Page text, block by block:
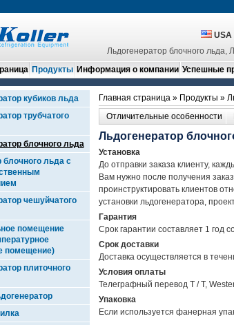
USA
Льдогенератор блочного льда,
Продукты Информация о компании Успешные
кубиков льда
трубчатого
блочного льда
блочного льда с
чешуйчатого
помещение
помещение)
плиточного
Главная страница» Продукты »
Отличительные особенности
Льдогенератор
Установка
До отправки заказа клиенту,
Вам нужно после получения
проинструктировать клиентов
установки льдогенератора,
Гарантия
Срок гарантии составляет 1 год
Срок доставки
Доставка осуществляется в
Условия оплаты
Телеграфный перевод T / T,
Упаковка
Если используется фанерная